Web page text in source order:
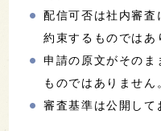
配信可否は社内審査
約束するものではあ
申請の原文がそのま
ものではありません
審査基準は公開して